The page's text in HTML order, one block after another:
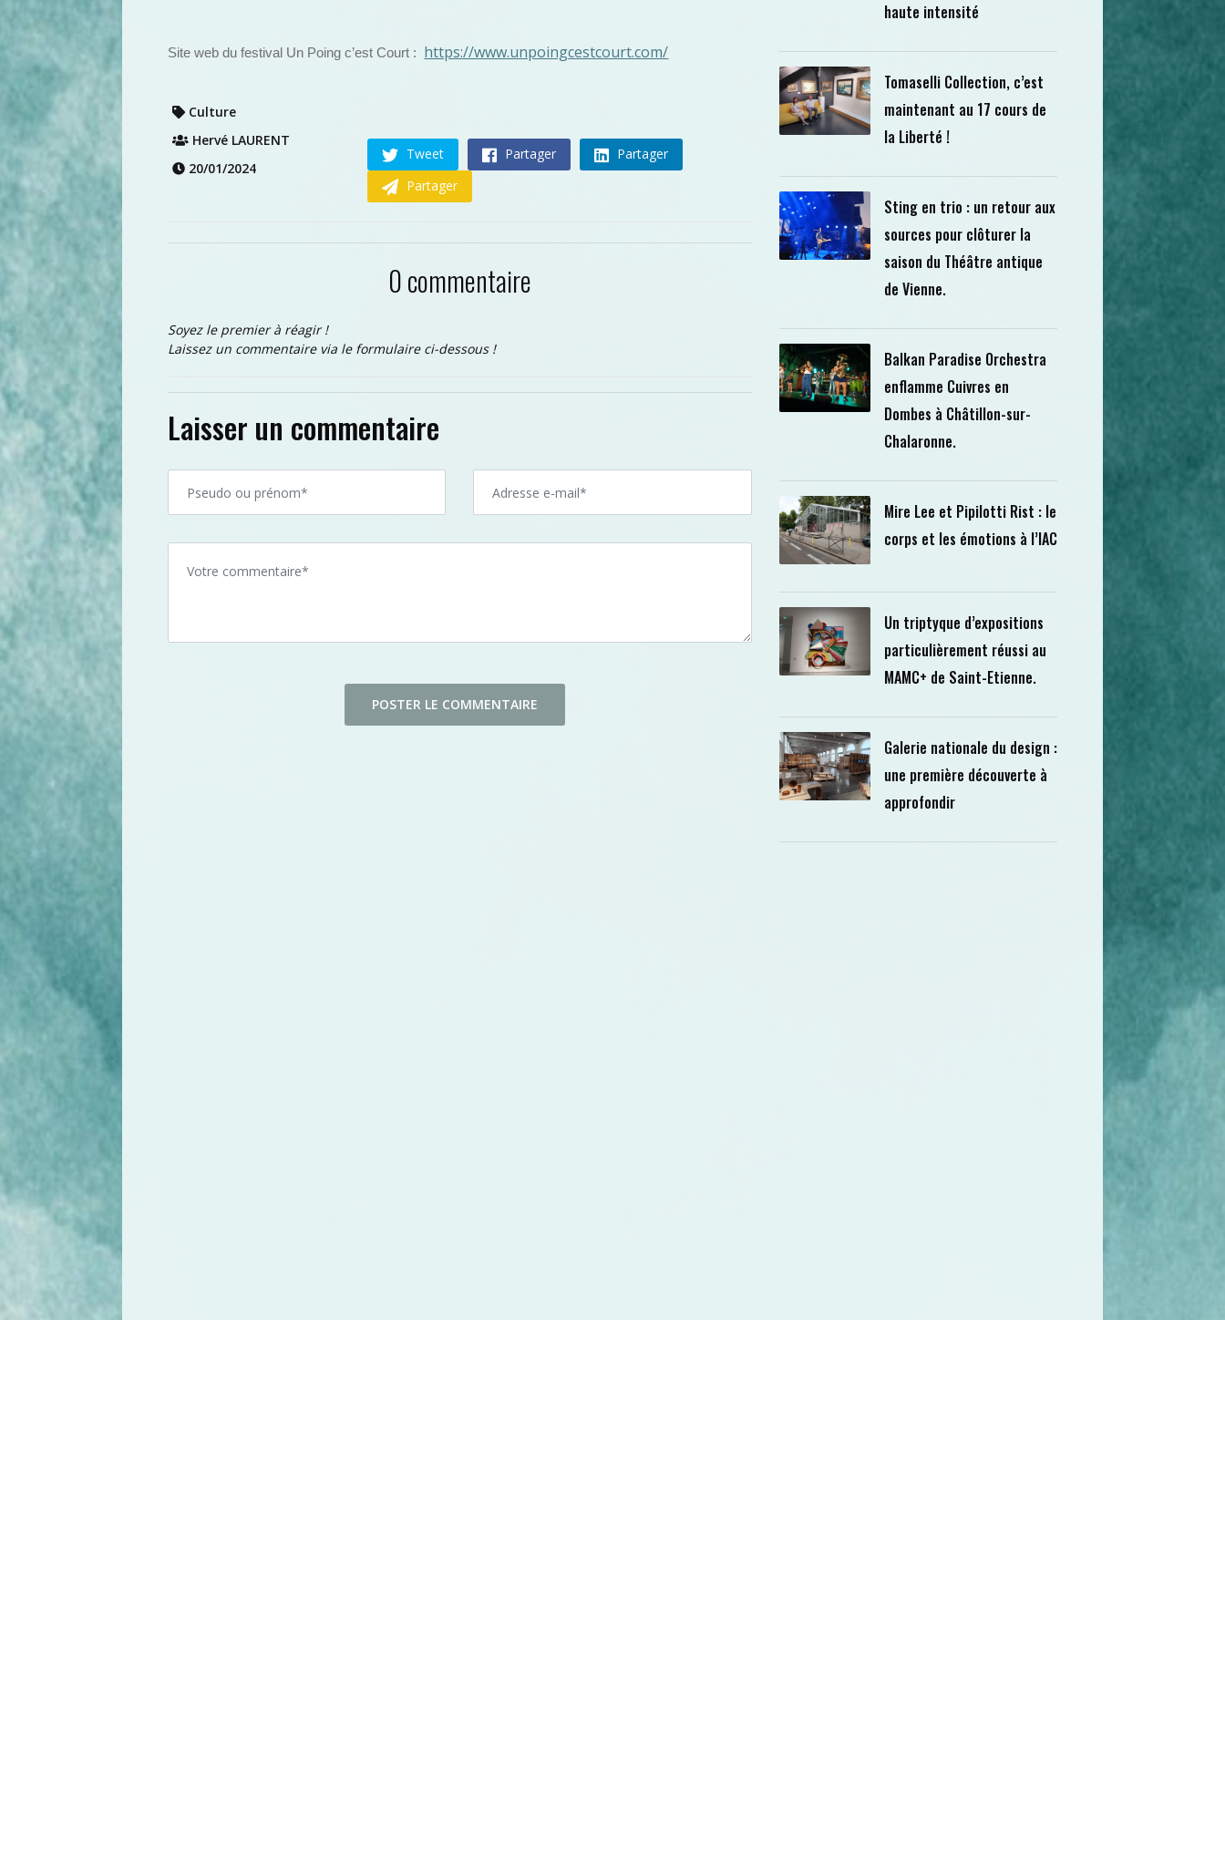
Site web du festival Un Poing c’est Court : https://www.unpoingcestcourt.com/
Culture
Hervé LAURENT
20/01/2024
Tweet Partager
Partager
Partager
0 commentaire
Soyez le premier à réagir !
Laissez un commentaire via le formulaire ci-dessous !
Laisser un commentaire
haute intensité
Tomaselli Collection, c’est
maintenant au 17 cours de
la Liberté !
Sting en trio : un retour aux
sources pour clôturer la
saison du Théâtre antique
de Vienne.
Balkan Paradise Orchestra
enflamme Cuivres en
Dombes à Châtillon-sur-
Chalaronne.
Mire Lee et Pipilotti Rist : le
corps et les émotions à l’IAC
Un triptyque d’expositions
particulièrement réussi au
MAMC+ de Saint-Etienne.
Galerie nationale du design :
une première découverte à
approfondir